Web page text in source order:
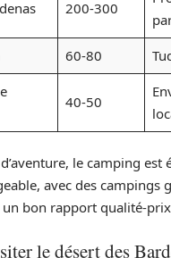
200-300
60-80
40-50
le camping est
avec des campings
bon rapport qualité-
le désert des